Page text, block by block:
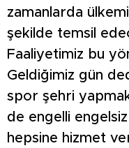
zamanlarda
şekilde temsil
Faaliyetimiz bu
Geldiğimiz gün
spor şehri
de engelli engelsiz
hepsine hizmet